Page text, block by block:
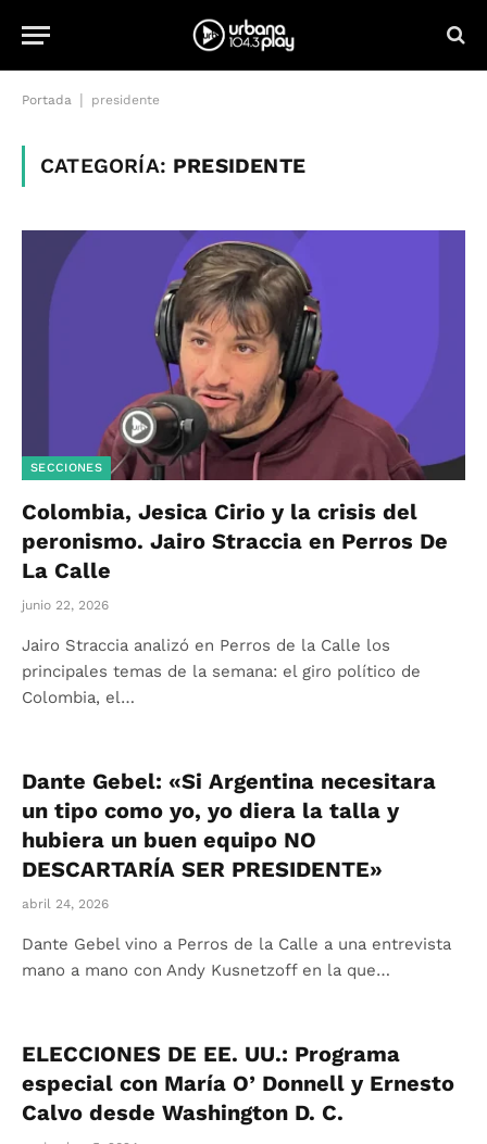
Portada presidente
CATEGORÍA: PRESIDENTE
SECCIONES
Colombia, Jesica Cirio y la crisis del
peronismo. Jairo Straccia en Perros De
La Calle
junio 22, 2026
Jairo Straccia analizó en Perros de la Calle los
principales temas de la semana: el giro político de
Colombia, el…
Dante Gebel: «Si Argentina necesitara
un tipo como yo, yo diera la talla y
hubiera un buen equipo NO
DESCARTARÍA SER PRESIDENTE»
abril 24, 2026
Dante Gebel vino a Perros de la Calle a una entrevista
mano a mano con Andy Kusnetzoff en la que…
ELECCIONES DE EE. UU.: Programa
especial con María O’ Donnell y Ernesto
Calvo desde Washington D. C.